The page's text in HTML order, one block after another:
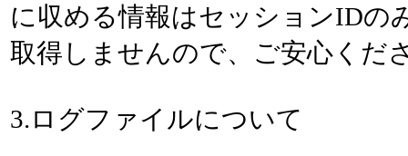
に収める情報はセッションIDの
取得しませんので、ご安心くだ
3.ログファイルについて